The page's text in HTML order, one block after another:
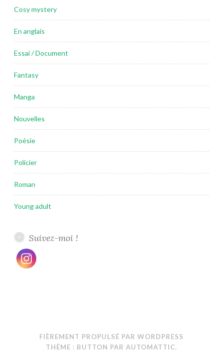
Cosy mystery
En anglais
Essai / Document
Fantasy
Manga
Nouvelles
Poésie
Policier
Roman
Young adult
Suivez-moi !
FIÈREMENT PROPULSÉ PAR WORDPRESS
THÈME : BUTTON PAR AUTOMATTIC.